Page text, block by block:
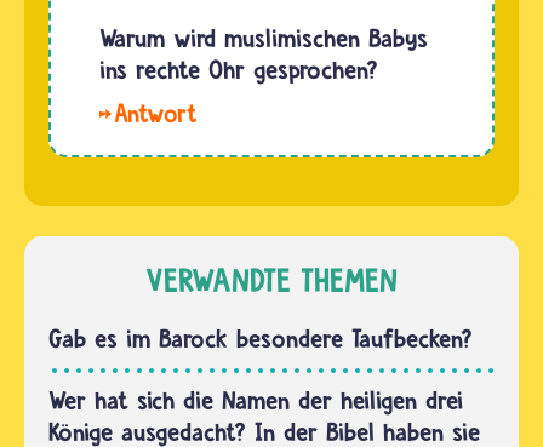
gerade
überleben
kann, ist
suchen
die
einen
Namen
geschieht
den
ersten
Tagen…
Warum wird muslimischen Babys
ins rechte Ohr gesprochen?
zu
Lebzeiten
Muhammad
wurde
Neugeborenen
der
VERWANDTE THEMEN
Gab es im Barock besondere Taufbecken?
Wer hat sich die Namen der heiligen drei
Könige ausgedacht? In der Bibel haben sie